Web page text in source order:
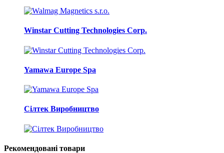
Winstar Cutting Technologies Corp.
Yamawa Europe Spa
Сілтек Виробництво
Рекомендовані товари